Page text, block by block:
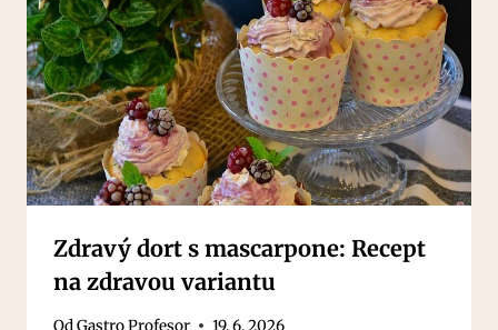
Zdravý dort s mascarpone: Recept
na zdravou variantu
OdGastro Profesor 19. 6. 2026